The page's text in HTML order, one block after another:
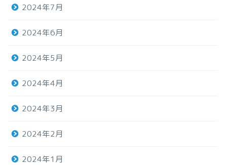
2024年7月
2024年6月
2024年5月
2024年4月
2024年3月
2024年2月
2024年1月